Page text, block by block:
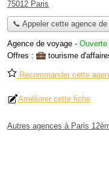
75012 Paris
📞 Appeler cette agence
Agence de voyage - Ouverte
Offres :
tourisme
Recommander cette
Améliorer cette fiche
Autres agences à Paris